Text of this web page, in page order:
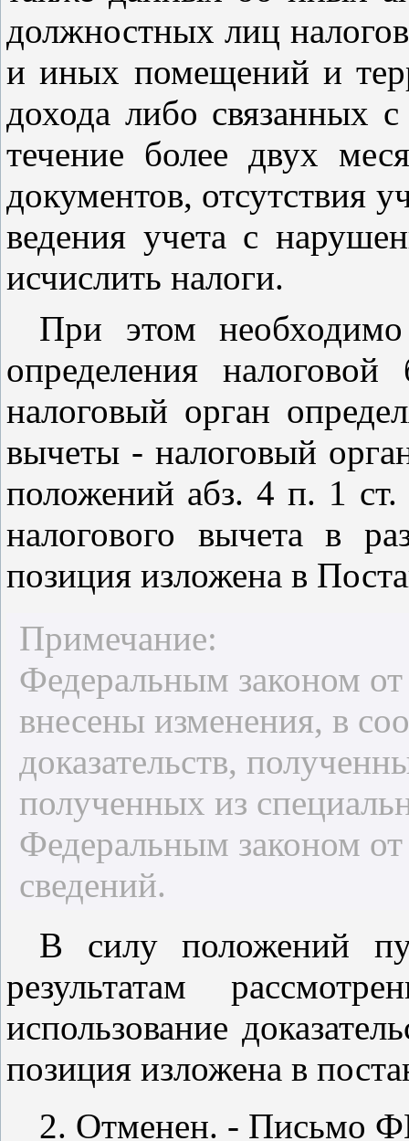
должностных лиц
и иных помещений и
дохода либо связанных
течение более двух
документов, отсутствия
ведения учета с
исчислить налоги.
При этом
определения
налоговый орган
вычеты - налоговый
положений абз. 4 п. 1 ст.
налогового вычета в
позиция изложена в
Примечание:
Федеральным законом
внесены изменения, в
доказательств,
полученных из
Федеральным законом
сведений.
В силу положений
результатам
использование
позиция изложена в
2. Отменен. - Письмо